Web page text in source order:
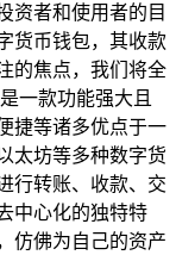
资者和使用者的目
货币钱包，其收款
的焦点，我们将全
是一款功能强大且
捷等诸多优点于一
太坊等多种数字货
行转账、收款、交
中心化的独特特
仿佛为自己的资产